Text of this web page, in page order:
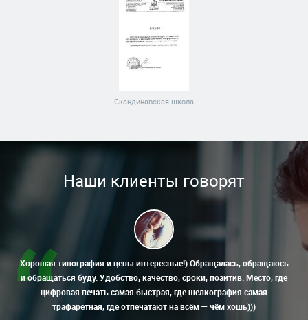
Скандинавская школа
Наши клиенты говорят
Хорошая типография и цены интересные!) Обращалась, обращаюсь
и обращаться буду. Удобство, качество, сроки, позитив. Место, где
цифровая печать самая быстрая, где шелкография самая
трафаретная, где отпечатают на всём — чём хошь)))